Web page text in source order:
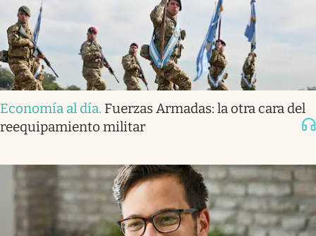
Economía al día. Fuerzas Armadas: la otra cara del
reequipamiento militar